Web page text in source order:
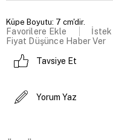
Küpe Boyutu: 7 cm'dir.
Favorilere Ekle
İstek
Fiyat Düşünce Haber Ver
Tavsiye Et
Yorum Yaz